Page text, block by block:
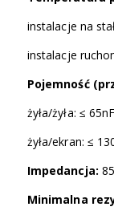
instalacje na
instalacje
Pojemność
żyła/żyła: ≤
żyła/ekran: ≤
Impedancja:
Minimalna